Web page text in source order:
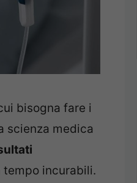
bisogna fare i
scienza medica
tempo incurabili.